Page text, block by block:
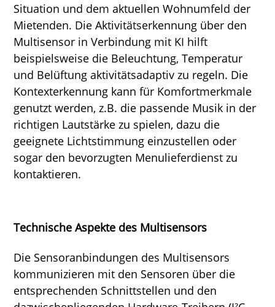
Situation und dem aktuellen Wohnumfeld der
Mietenden. Die Aktivitätserkennung über den
Multisensor in Verbindung mit KI hilft
beispielsweise die Beleuchtung, Temperatur
und Belüftung aktivitätsadaptiv zu regeln. Die
Kontexterkennung kann für Komfortmerkmale
genutzt werden, z.B. die passende Musik in der
richtigen Lautstärke zu spielen, dazu die
geeignete Lichtstimmung einzustellen oder
sogar den bevorzugten Menulieferdienst zu
kontaktieren.
Technische Aspekte des Multisensors
Die Sensoranbindungen des Multisensors
kommunizieren mit den Sensoren über die
entsprechenden Schnittstellen und den